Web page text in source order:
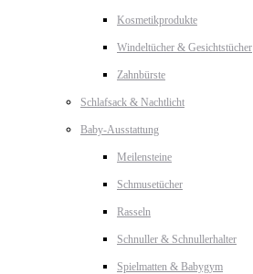
Kosmetikprodukte
Windeltücher & Gesichtstücher
Zahnbürste
Schlafsack & Nachtlicht
Baby-Ausstattung
Meilensteine
Schmusetücher
Rasseln
Schnuller & Schnullerhalter
Spielmatten & Babygym